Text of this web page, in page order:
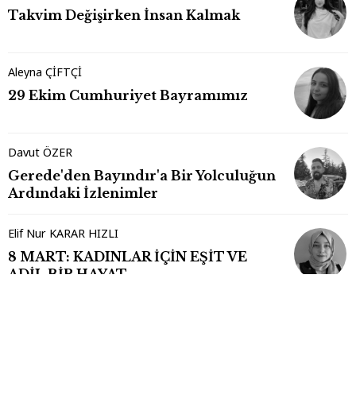
Takvim Değişirken İnsan Kalmak
Aleyna ÇİFTÇİ
29 Ekim Cumhuriyet Bayramımız
Davut ÖZER
Gerede'den Bayındır'a Bir Yolculuğun
Ardındaki İzlenimler
Elif Nur KARAR HIZLI
8 MART: KADINLAR İÇİN EŞİT VE
ADİL BİR HAYAT